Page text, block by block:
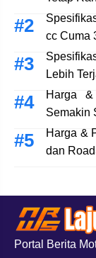
cc Cuma
Lebih
Harga
Semakin
Harga &
dan
Portal Berita